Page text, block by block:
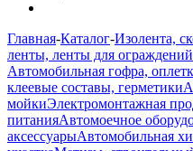
Главная-Каталог-Изолента,
ленты, ленты для ограждений
Автомобильная гофра,
клеевые составы, герметики
мойкиЭлектромонтажная
питанияАвтомоечное
аксессуарыАвтомобильная